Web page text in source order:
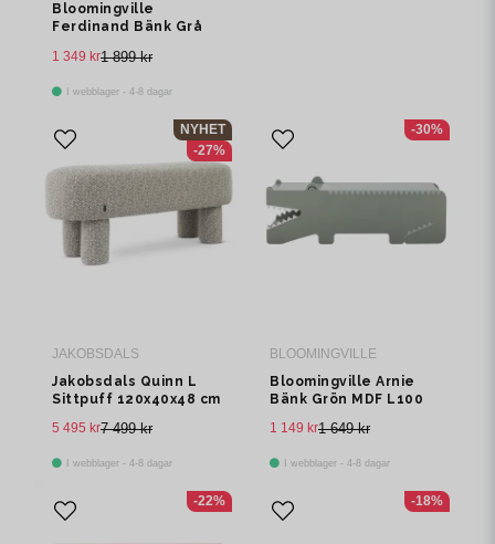
Bloomingville
Ferdinand Bänk Grå
1 899 kr
1 349 kr
I webblager - 4-8 dagar
JAKOBSDALS
Jakobsdals Quinn L
Sittpuff 120x40x48 cm
7 499 kr
5 495 kr
I webblager - 4-8 dagar
NYHET
-27%
BLOOMINGVILLE
Bloomingville Arnie
Bänk Grön MDF L100
1 649 kr
1 149 kr
I webblager - 4-8 dagar
-30%
-22% -18%